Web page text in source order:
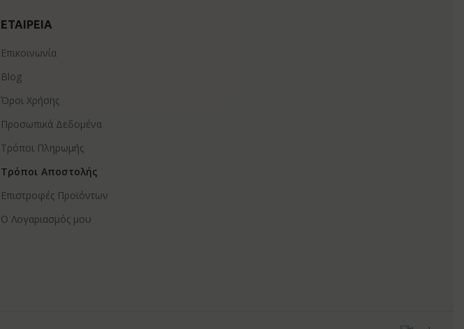
ΕΤΑΙΡΕΊΑ
Επικοινωνία
Blog
Όροι Χρήσης
Προσωπικά Δεδομένα
Τρόποι Πληρωμής
Τρόποι Αποστολής
Επιστροφές Προϊόντων
Ο Λογαριασμός μου